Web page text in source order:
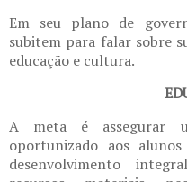
Em seu plano de
subitem para falar sobre
educação e cultura.
A meta é assegurar
oportunizado aos
desenvolvimento